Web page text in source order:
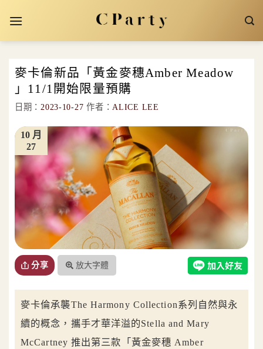
麥卡倫新品「黃金麥穗Amber Meadow
」11/1開始限量預購
日期：2023-10-27 作者：ALICE LEE
27
10 月
分享 放大字體
麥卡倫承襲The Harmony Collection系列自然與永
續的概念，攜手才華洋溢的Stella and Mary
McCartney 推出第三款「黃金麥穗 Amber